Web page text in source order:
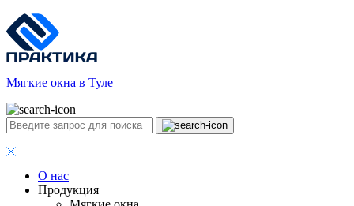
Мягкие окна в Туле
О нас
Продукция